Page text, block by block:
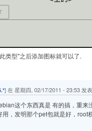
类型"之后添加图标就可以了.
] 在 星期四, 02/17/2011 - 23:53 发表
这个东西真是 有的搞，重
，发明那个pet包就是好，root